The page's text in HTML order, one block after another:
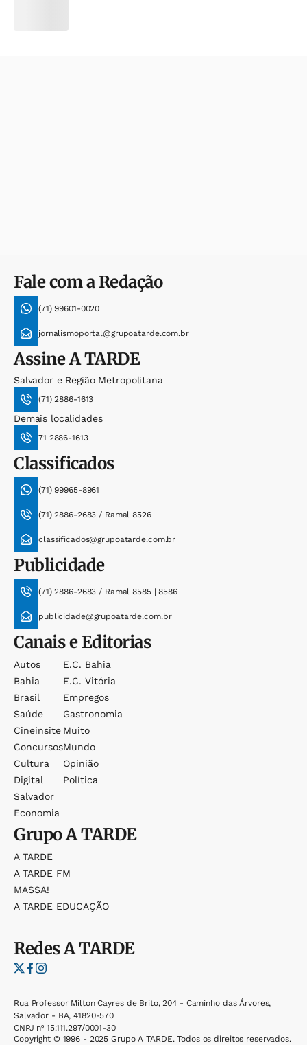
Fale com a Redação
(71) 99601-0020
jornalismoportal@grupoatarde.com.br
AssineA TARDE
Salvador e Região Metropolitana
(71) 2886-1613
Demais localidades
71 2886-1613
Classificados
(71) 99965-8961
(71) 2886-2683 / Ramal 8526
classificados@grupoatarde.com.br
Publicidade
(71) 2886-2683 / Ramal 8585 | 8586
publicidade@grupoatarde.com.br
Canais e Editorias
Autos
Bahia
Brasil
Saúde
Cineinsite
Concursos
Cultura
Digital
Salvador
Economia
E.c. Bahia
E.c. Vitória
Empregos
Gastronomia
Muito
Mundo
Opinião
Política
GrupoA TARDE
A TARDE
A TARDE FM
MASSA!
A TARDE EDUCAÇÃO
RedesA TARDE
Rua Professor Milton Cayres de Brito, 204 - Caminho das Árvores,
Salvador - BA, 41820-570
CNPJ nº 15.111.297/0001-30
Copyright © 1996 - 2025 Grupo A TARDE. Todos os direitos reservados.